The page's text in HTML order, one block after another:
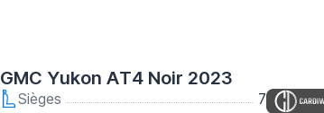
GMC Yukon AT4 Noir 2023
Sièges
7